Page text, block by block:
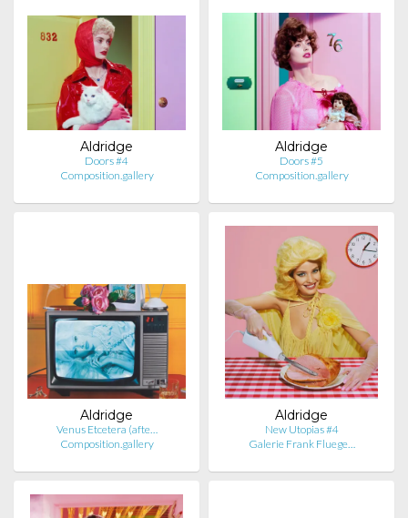
Aldridge
Doors #4
Composition.gallery
Aldridge
Doors #5
Composition.gallery
Aldridge
Venus Etcetera (afte…
Composition.gallery
Aldridge
New Utopias #4
Galerie Frank Fluege…